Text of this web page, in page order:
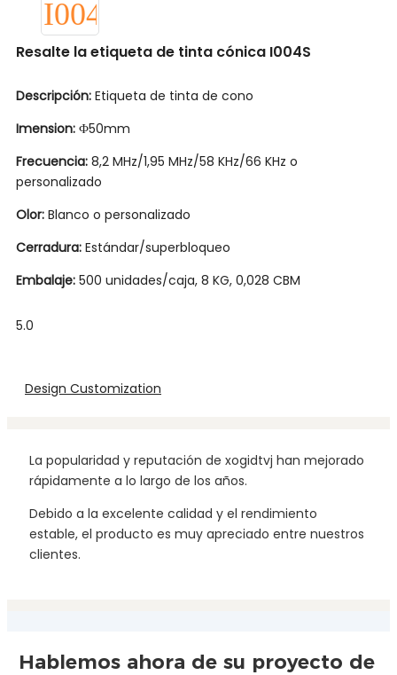
Resalte la etiqueta de tinta cónica I004S
Descripción: Etiqueta de tinta de cono
Imension: Ф50mm
Frecuencia: 8,2 MHz/1,95 MHz/58 KHz/66 KHz o
personalizado
Olor: Blanco o personalizado
Cerradura: Estándar/superbloqueo
Embalaje: 500 unidades/caja, 8 KG, 0,028 CBM
5.0
Design Customization
La popularidad y reputación de xogidtvj han mejorado
rápidamente a lo largo de los años.
Debido a la excelente calidad y el rendimiento
estable, el producto es muy apreciado entre nuestros
clientes.
Hablemos ahora de su proyecto de